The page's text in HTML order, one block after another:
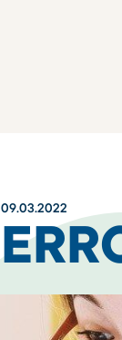
09.03.2022